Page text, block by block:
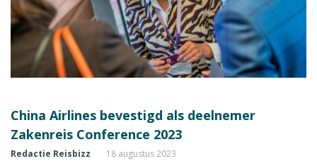
China Airlines bevestigd als deelnemer
Zakenreis Conference 2023
Redactie Reisbizz 18 augustus 2023